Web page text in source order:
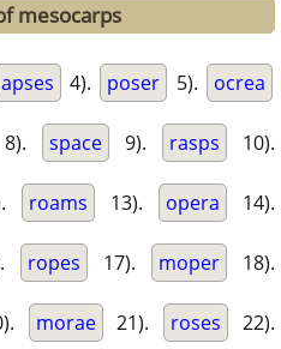
mesocarps
apses 4). poser 5). ocrea
8). space 9). rasps 10).
roams 13). opera 14).
ropes 17). moper 18).
morae 21). roses 22).